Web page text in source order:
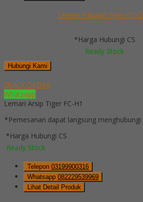
Lemari Pakaian Tiger CC-
*Harga Hubungi CS
Ready Stock
Hubungi Kami
QUICK ORDER
Whatsapp
Lemari Arsip Tiger FC-H1
*Pemesanan dapat langsung
*Harga Hubungi CS
Ready Stock
Telepon 03199900316
Whatsapp 082229539969
Lihat Detail Produk